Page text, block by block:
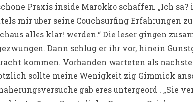
Praxis inside Marokko schaffen. „Ich
mir uber seine Couchsurfing Erfahrungen
alles klar! werden.“ Die leser gingen
Dann schlug er ihr vor, hinein
kommen. Vorhanden warteten als
sollte meine Wenigkeit zig Gimmick
gab eres untergeord . „Sie